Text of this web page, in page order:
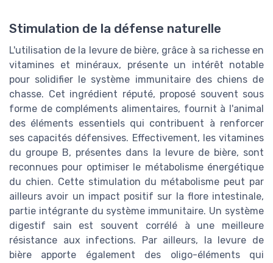
Stimulation de la défense naturelle
L'utilisation de la levure de bière, grâce à sa richesse en
vitamines et minéraux, présente un intérêt notable
pour solidifier le système immunitaire des chiens de
chasse. Cet ingrédient réputé, proposé souvent sous
forme de compléments alimentaires, fournit à l'animal
des éléments essentiels qui contribuent à renforcer
ses capacités défensives. Effectivement, les vitamines
du groupe B, présentes dans la levure de bière, sont
reconnues pour optimiser le métabolisme énergétique
du chien. Cette stimulation du métabolisme peut par
ailleurs avoir un impact positif sur la flore intestinale,
partie intégrante du système immunitaire. Un système
digestif sain est souvent corrélé à une meilleure
résistance aux infections. Par ailleurs, la levure de
bière apporte également des oligo-éléments qui